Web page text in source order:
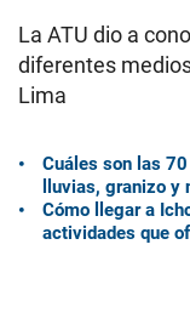
La ATU dio a
diferentes
Lima
Cuáles son las
lluvias, granizo y
Cómo llegar a
actividades que